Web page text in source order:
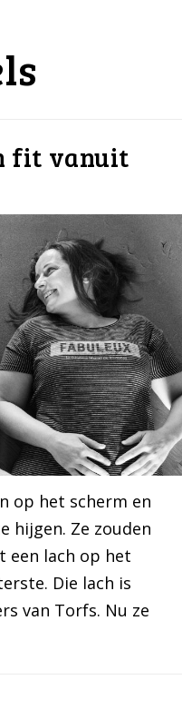
fit vanuit
op het scherm en
hijgen. Ze zouden
een lach op het
Die lach is
van Torfs. Nu ze